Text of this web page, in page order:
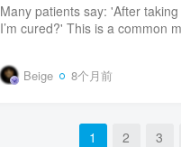
Many patients say: 'After
I’m cured?' This is a common
Beige 8个月前
1 2 3